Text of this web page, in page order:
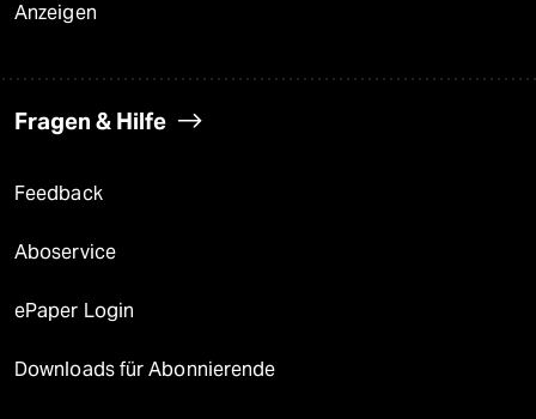
Anzeigen
Fragen & Hilfe
Feedback
Aboservice
ePaper Login
Downloads für Abonnierende